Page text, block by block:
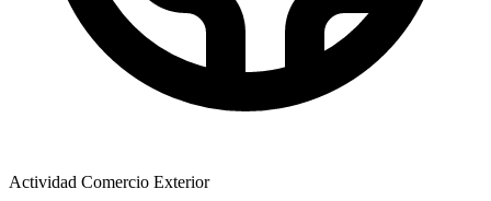
Actividad Comercio Exterior